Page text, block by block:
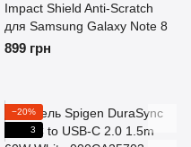
Impact Shield Anti-Scratch
для Samsung Galaxy Note 8
899 грн
−20%
3